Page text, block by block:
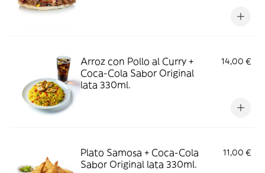
Arroz con Pollo al Curry +
Coca-Cola Sabor Original
lata 330ml.
14,00 €
Plato Samosa + Coca-Cola
Sabor Original lata 330ml.
11,00 €